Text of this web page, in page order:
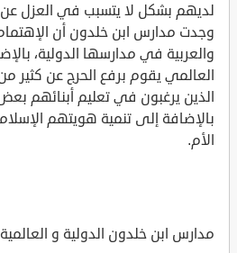
لديهم بشكل لا يتسبب في العزل
وجدت مدارس ابن خلدون أن الإهتمام
والعربية في مدارسها الدولية،
العالمي يقوم برفع الحرج عن كثير
الذين يرغبون في تعليم أبنائهم بعض
بالإضافة إلى تنمية هويتهم
الأم.
مدارس ابن خلدون الدولية و العالمية